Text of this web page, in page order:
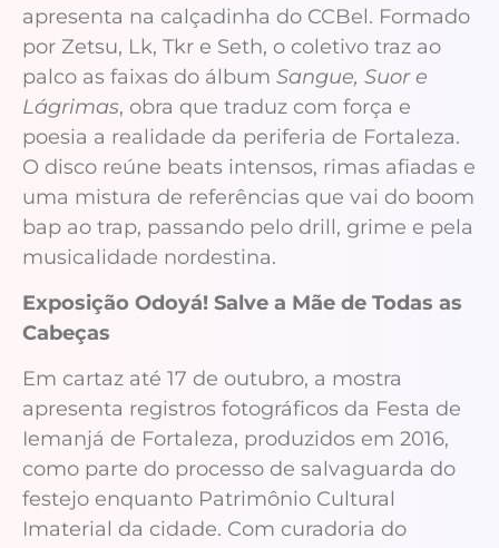
apresenta na calçadinha do CCBel. Formado
por Zetsu, Lk, Tkr e Seth, o coletivo traz ao
palco as faixas do álbum Sangue, Suor e
Lágrimas, obra que traduz com força e
poesia a realidade da periferia de Fortaleza.
O disco reúne beats intensos, rimas afiadas e
uma mistura de referências que vai do boom
bap ao trap, passando pelo drill, grime e pela
musicalidade nordestina.
Exposição Odoyá! Salve a Mãe de Todas as
Cabeças
Em cartaz até 17 de outubro, a mostra
apresenta registros fotográficos da Festa de
Iemanjá de Fortaleza, produzidos em 2016,
como parte do processo de salvaguarda do
festejo enquanto Patrimônio Cultural
Imaterial da cidade. Com curadoria do